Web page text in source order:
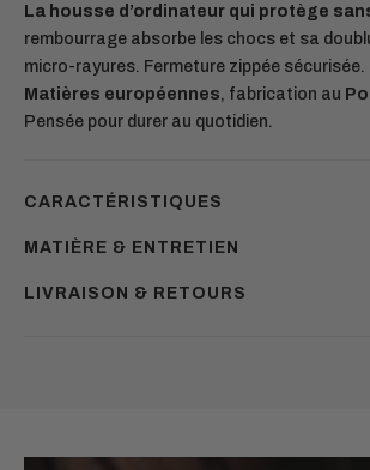
La housse d’ordinateur qui protège
rembourrage absorbe les chocs et sa
micro-rayures. Fermeture zippée sécurisée.
Matières européennes, fabrication au
Pensée pour durer au quotidien.
CARACTÉRISTIQUES
MATIÈRE & ENTRETIEN
LIVRAISON & RETOURS
à